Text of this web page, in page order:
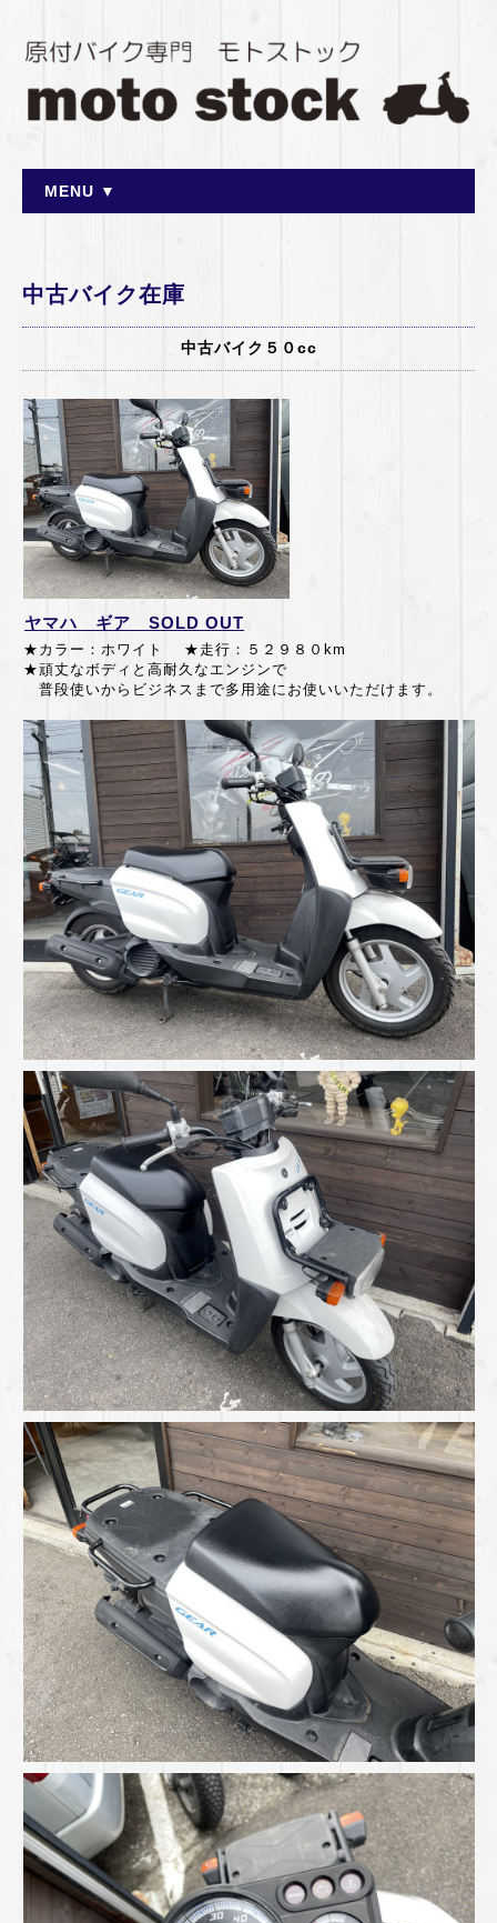
MENU ▼
中古バイク在庫
中古バイク５０cc
ヤマハ ギア SOLD OUT
★カラー：ホワイト ★走行：５２９８０ km
★頑丈なボディと高耐久なエンジンで
普段使いからビジネスまで多用途にお使いいただけます。